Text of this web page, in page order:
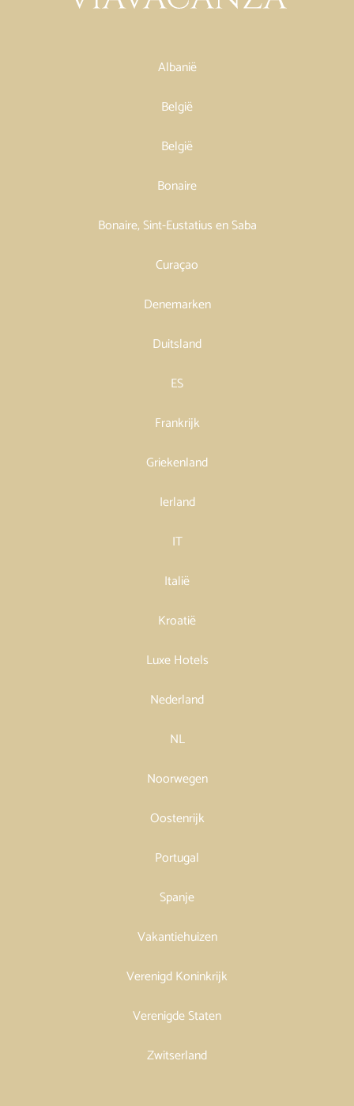
Albanië
België
België
Bonaire
Bonaire, Sint-Eustatius en Saba
Curaçao
Denemarken
Duitsland
ES
Frankrijk
Griekenland
Ierland
IT
Italië
Kroatië
Luxe Hotels
Nederland
NL
Noorwegen
Oostenrijk
Portugal
Spanje
Vakantiehuizen
Verenigd Koninkrijk
Verenigde Staten
Zwitserland